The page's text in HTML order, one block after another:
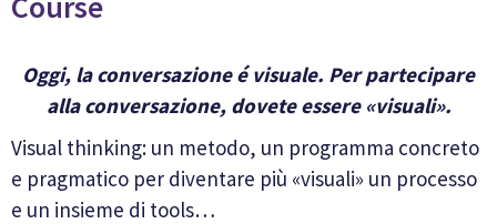
Oggi, la conversazione é visuale. Per partecipare
alla conversazione, dovete essere «visuali».
Visual thinking: un metodo, un programma concreto
e pragmatico per diventare più «visuali» un processo
e un insieme di tools…